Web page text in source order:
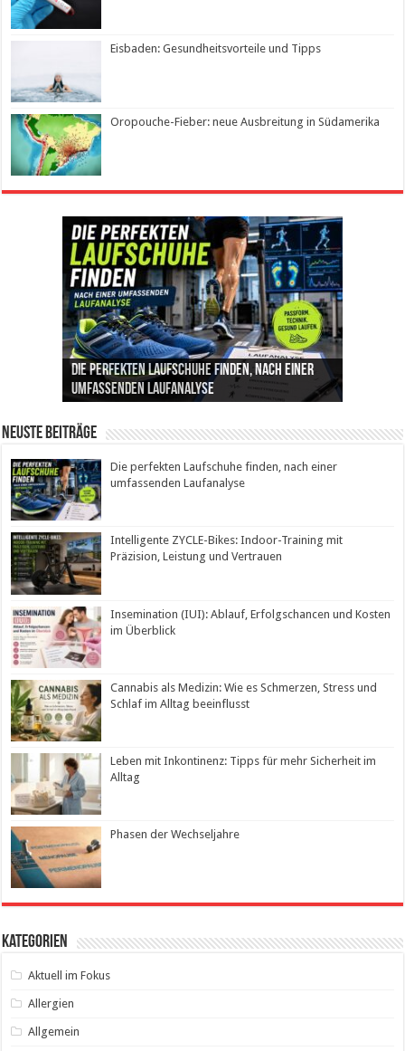
Eisbaden: Gesundheitsvorteile und Tipps
Oropouche-Fieber: neue Ausbreitung in Südamerika
Die perfekten Laufschuhe finden, nach einer
umfassenden Laufanalyse
Intelligente ZYCLE-Bikes: Indoor-Training mit
Präzision, Leistung und Vertrauen
Insemination (IUI): Ablauf, Erfolgschancen und
Kosten im Überblick
Cannabis als Medizin: Wie es Schmerzen, Stress
und Schlaf im Alltag beeinflusst
Leben mit Inkontinenz: Tipps für mehr
Sicherheit im Alltag
Neuste Beiträge
Die perfekten Laufschuhe finden, nach einer
umfassenden Laufanalyse
Intelligente ZYCLE-Bikes: Indoor-Training mit
Präzision, Leistung und Vertrauen
Insemination (IUI): Ablauf, Erfolgschancen und Kosten
im Überblick
Cannabis als Medizin: Wie es Schmerzen, Stress und
Schlaf im Alltag beeinflusst
Leben mit Inkontinenz: Tipps für mehr Sicherheit im
Alltag
Phasen der Wechseljahre
Kategorien
Aktuell im Fokus
Allergien
Allgemein